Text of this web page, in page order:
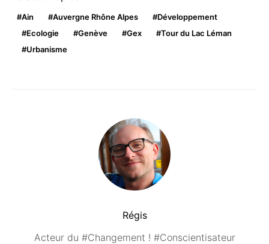
Ain Auvergne Rhône Alpes
Développement
Ecologie
Genève Gex
Tour du Lac Léman
Urbanisme
Régis
Acteur du #Changement ! #Conscientisateur